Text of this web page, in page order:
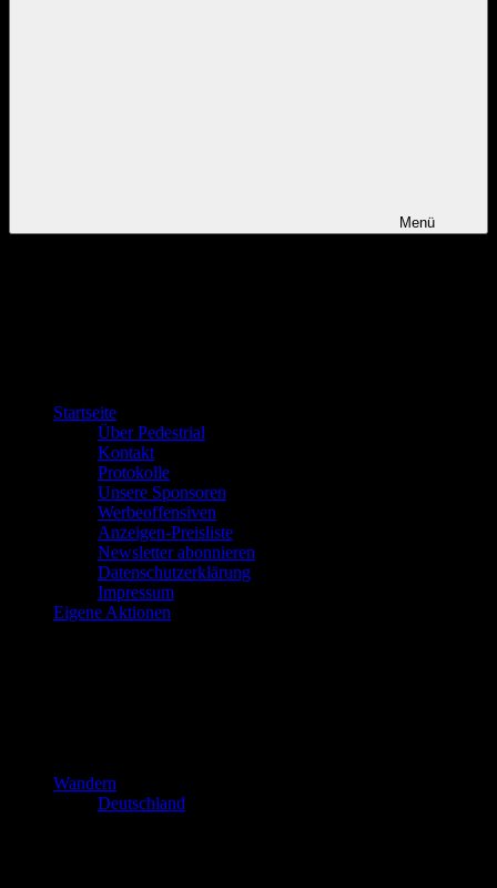
Menü
Startseite
Über Pedestrial
Kontakt
Protokolle
Unsere Sponsoren
Werbeoffensiven
Anzeigen-Preisliste
Newsletter abonnieren
Datenschutzerklärung
Impressum
Eigene Aktionen
Wandern
Deutschland